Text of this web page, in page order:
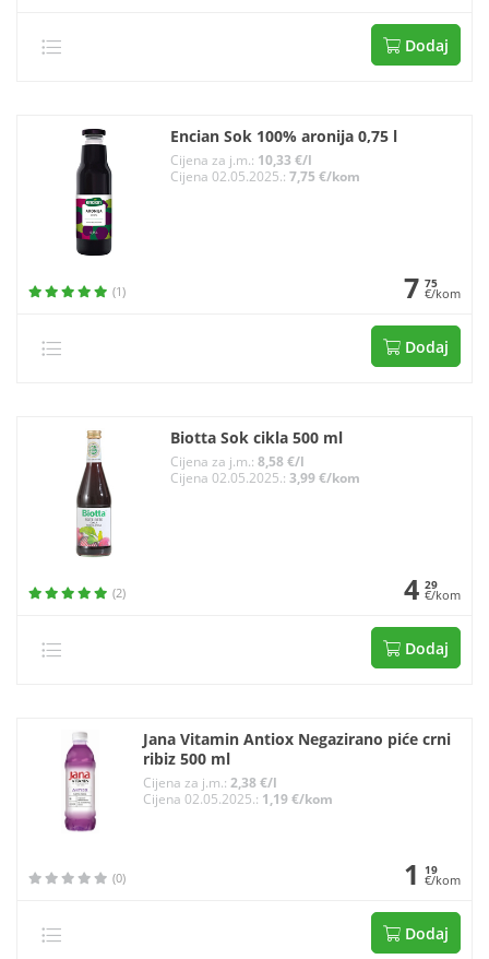
Dodaj
Encian Sok 100% aronija 0,75 l
Cijena za j.m.: 10,33 €/l
Cijena 02.05.2025.: 7,75 €/kom
(1) 7 75
€/kom
Dodaj
Biotta Sok cikla 500 ml
Cijena za j.m.: 8,58 €/l
Cijena 02.05.2025.: 3,99 €/kom
(2) 4 29
€/kom
Dodaj
Jana Vitamin Antiox Negazirano piće crni
ribiz 500 ml
Cijena za j.m.:2,38 €/l
Cijena 02.05.2025.: 1,19 €/kom
(0) 1 19
€/kom
Dodaj